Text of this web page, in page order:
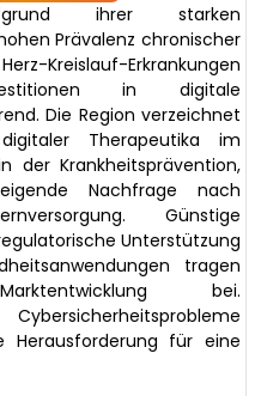
ihrer starken
Prävalenz chronischer
Kreislauf-Erkrankungen
in digitale
Die Region verzeichnet
Therapeutika im
der Krankheitsprävention,
Nachfrage nach
Günstige
Unterstützung
tragen
bei.
Herausforderung für eine